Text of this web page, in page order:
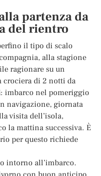
partenza da
del rientro
il tipo di scalo
alla stagione
ragionare su un
di 2 notti da
imbarco nel pomeriggio
navigazione, giornata
visita dell’isola,
la mattina successiva. È
per questo richiede
intorno all’imbarco.